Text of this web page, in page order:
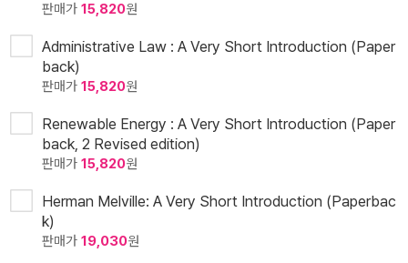
판매가 15,820원
Administrative Law : A Very Short Introduction (Paper
back)
판매가 15,820원
Renewable Energy : A Very Short Introduction (Paper
back, 2 Revised edition)
판매가 15,820원
Herman Melville: A Very Short Introduction (Paperbac
k)
판매가 19,030원